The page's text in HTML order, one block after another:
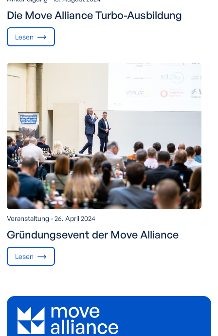
Die Move Alliance Turbo-Ausbildung
Lesen
Veranstaltung -26. April 2024
Gründungsevent der Move Alliance
Lesen